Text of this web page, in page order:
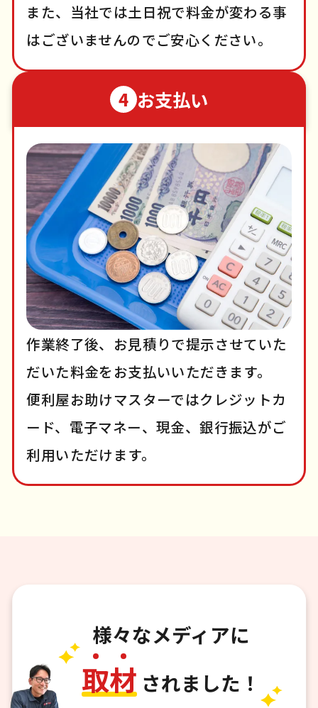
また、当社では土日祝で料金が変わる事
はございませんのでご安心ください。
4 お支払い
作業終了後、お見積りで提示させていた
だいた料金をお支払いいただきます。
便利屋お助けマスターではクレジットカ
ード、電子マネー、現金、銀行振込がご
利用いただけます。
様々なメディアに
取材 されました！